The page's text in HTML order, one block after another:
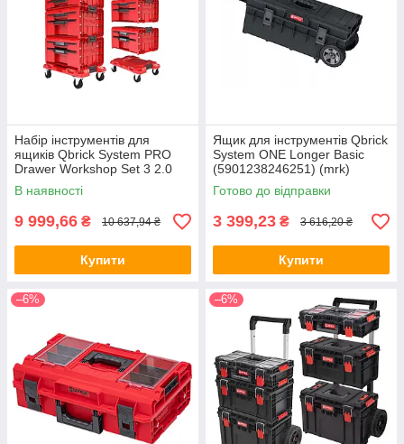
Набір інструментів для
ящиків Qbrick System PRO
Drawer Workshop Set 3 2.0
RED (5901238258353) (mrk)
В наявності
9 999,66 ₴ 10 637,94 ₴
Купити
Ящик для інструментів Qbrick
System ONE Longer Basic
(5901238246251) (mrk)
Готово до відправки
3 399,23 ₴ 3 616,20 ₴
Купити
–6% –6%